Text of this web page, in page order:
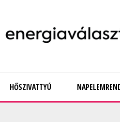
HŐSZIVATTYÚ